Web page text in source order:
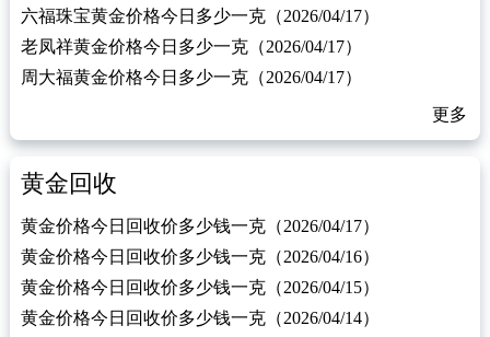
六福珠宝黄金价格今日多少一克（2026/04/17）
老凤祥黄金价格今日多少一克（2026/04/17）
周大福黄金价格今日多少一克（2026/04/17）
更多
黄金回收
黄金价格今日回收价多少钱一克（2026/04/17）
黄金价格今日回收价多少钱一克（2026/04/16）
黄金价格今日回收价多少钱一克（2026/04/15）
黄金价格今日回收价多少钱一克（2026/04/14）